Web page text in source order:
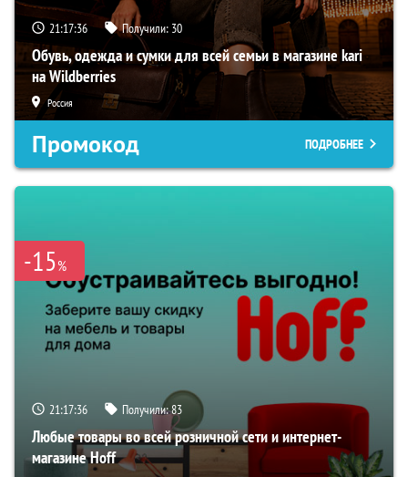
21:17:35 Получили: 30
Обувь, одежда и сумки для всей семьи в магазине kari
на Wildberries
Россия
Промокод ПОДРОБНЕЕ
-15%
21:17:35 Получили:83
Любые товары во всей розничной сети и интернет-
магазине Hoff